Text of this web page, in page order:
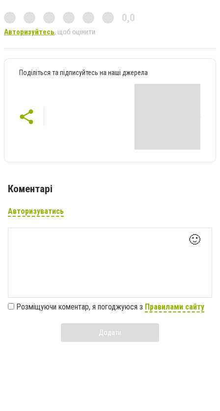
0,0
Авторизуйтесь, щоб оцінити
Поділіться та підписуйтесь на наші джерела
Коментарі
Авторизуватись
🙂
Розміщуючи коментар, я погоджуюся з Правилами сайту
Додати